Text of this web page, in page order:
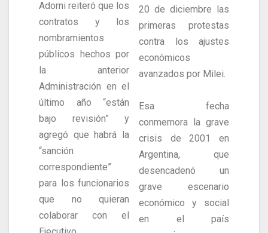
Adorni reiteró que los
contratos y los
nombramientos
públicos hechos por
la anterior
Administración en el
último año “están
bajo revisión” y
agregó que habrá la
“sanción
correspondiente”
para los funcionarios
que no quieran
colaborar con el
20 de diciembre las
primeras protestas
contra los ajustes
económicos
avanzados por Milei.
Esa fecha
conmemora la grave
crisis de 2001 en
Argentina, que
desencadenó un
grave escenario
económico y social
en el país